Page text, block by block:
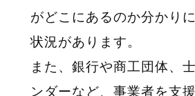
がどこにあるのか分かり
状況があります。
また、銀行や商工団体、
ンダーなど、事業者を支